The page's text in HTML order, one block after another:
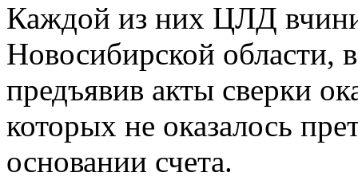
Каждой из них ЦЛД
Новосибирской области,
предъявив акты сверки
которых не оказалось
основании счета.